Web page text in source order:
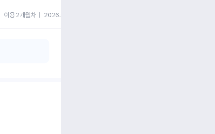
이용 2개월차ㅣ 2026.07.08